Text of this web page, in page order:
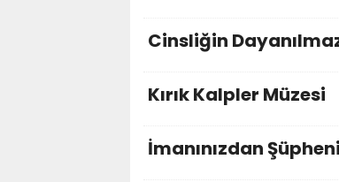
Cinsliğin Dayanılmaz
Kırık Kalpler Müzesi
İmanınızdan